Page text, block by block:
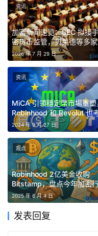
加密貨幣的長期前景，
基點的利率調降。
資產代幣化趨勢崛
資產代幣化指的是將實
轉換成區塊鏈上的數位
式能大幅降低交易成本
性，吸引越來越多加密
例如 Ondo Finance 所
路 Ondo Chain、以及
構級代幣化資產 EVM
不僅如此，傳統金融機
加密新闻速览：SEC 拟接
密货币监管，贝莱德等多
态
2026 年 7 月 29 日
资讯
MiCA 引領穩定幣市場重塑
Robinhood 和 Revolut 也
加入
2024 年 9 月 27 日
资讯
Robinhood 2亿美金收购
Bitstamp，盘点今年加密
5大重磅收购案
2025 年 6 月 4 日
观点
发表回复